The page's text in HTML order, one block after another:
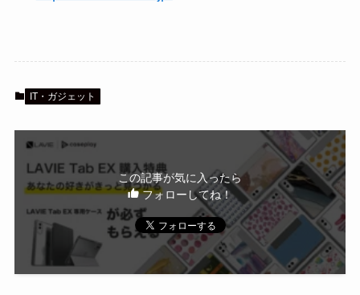
IT・ガジェット
この記事が気に入ったら
フォローしてね！